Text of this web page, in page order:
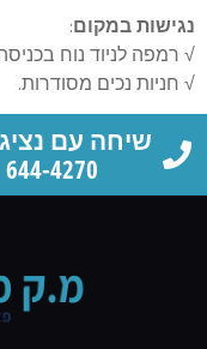
נגישות במקום:
√ רמפה לניוד נוח
√ חניות נכים מסודרות.
644-4270